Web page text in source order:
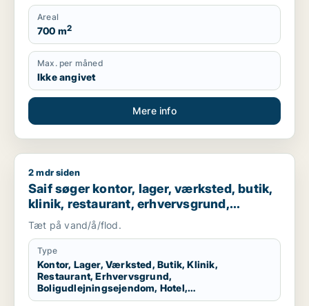
Areal
700 m2
Max. per måned
Ikke angivet
Mere info
Saif søger kontor, lager, værksted, butik, klinik, restaurant,
2 mdr siden
Saif søger kontor, lager, værksted, butik,
klinik, restaurant, erhvervsgrund,
boligudlejningsejendom, hotel,
produktionslokaler eller garage til salg i
Storkøbenhavn
Tæt på vand/å/flod.
Type
Kontor, Lager, Værksted, Butik, Klinik,
Restaurant, Erhvervsgrund,
Boligudlejningsejendom, Hotel,
Produktionslokaler, Garage